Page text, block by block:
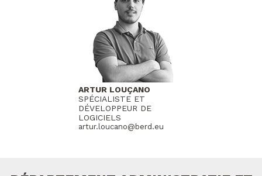
ARTUR LOUÇANO
SPÉCIALISTE ET
DÉVELOPPEUR DE
LOGICIELS
artur.loucano@berd.eu